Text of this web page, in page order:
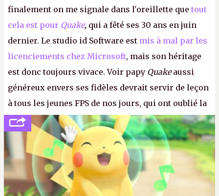
finalement on me signale dans l'oreillette que tout
cela est pour Quake, qui a fêté ses 30 ans en juin
dernier. Le studio id Software est mis à mal par les
licenciements chez Microsoft, mais son héritage
est donc toujours vivace. Voir papy Quakeaussi
généreux envers ses fidèles devrait servir de leçon
à tous les jeunes FPS de nos jours, qui ont oublié la
politesse et le respect envers leurs joueurs et les
anciens. Il leur faudrait une bonne guerre des
consoles à ces petits cons !